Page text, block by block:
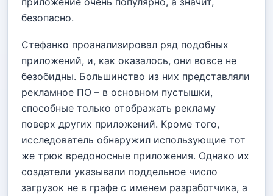
безопасно.
Стефанко проанализировал ряд подобных
приложений, и, как оказалось, они вовсе не
безобидны. Большинство из них представляли
рекламное ПО – в основном пустышки,
способные только отображать рекламу
поверх других приложений. Кроме того,
исследователь обнаружил использующие тот
же трюк вредоносные приложения. Однако их
создатели указывали поддельное число
загрузок не в графе с именем разработчика, а